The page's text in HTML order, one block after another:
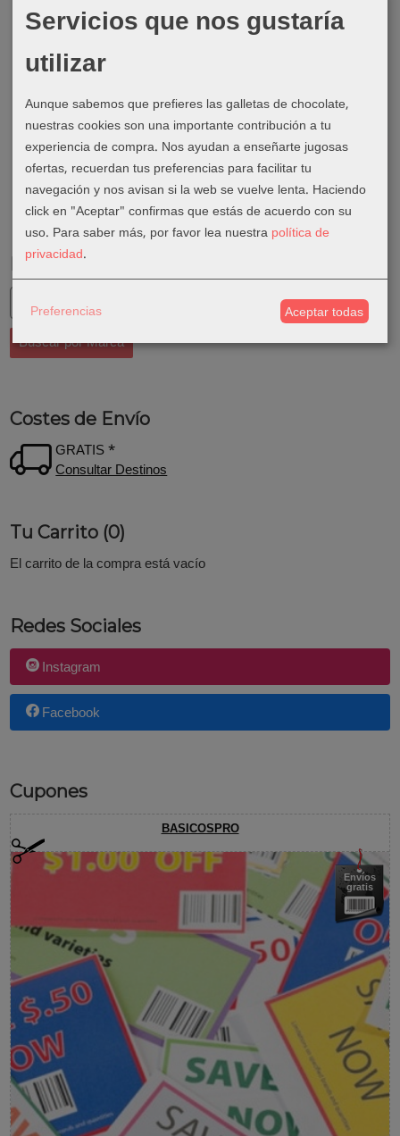
Marcas
Costes de Envío
GRATIS *
Consultar Destinos
Tu Carrito (0)
El carrito de la compra está vacío
Redes Sociales
Instagram
Facebook
Cupones
BASICOSPRO
Envíos
gratis
Servicios que nos gustaría
utilizar
Aunque sabemos que prefieres las galletas de chocolate,
nuestras cookies son una importante contribución a tu
experiencia de compra. Nos ayudan a enseñarte jugosas
ofertas, recuerdan tus preferencias para facilitar tu
navegación y nos avisan si la web se vuelve lenta. Haciendo
click en "Aceptar" confirmas que estás de acuerdo con su
uso. Para saber más, por favor lea nuestra política de
privacidad.
Preferencias Aceptar todas